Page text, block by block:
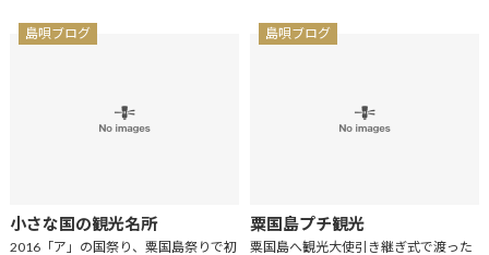
島唄ブログ
小さな国の観光名所
2016「ア」の国祭り、粟国島祭りで初
島唄ブログ
粟国島プチ観光
粟国島へ観光大使引き継ぎ式で渡った